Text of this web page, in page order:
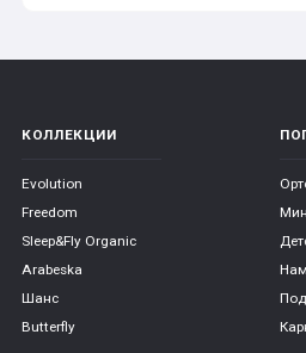
КОЛЛЕКЦИИ
Evolution
Freedom
Sleep&Fly Organic
Arabeska
Шанс
Butterfly